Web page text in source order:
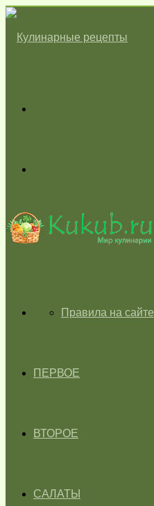
skin
ГЛАВНАЯПравила на сайте
ПЕРВОЕ
ВТОРОЕ
САЛАТЫ